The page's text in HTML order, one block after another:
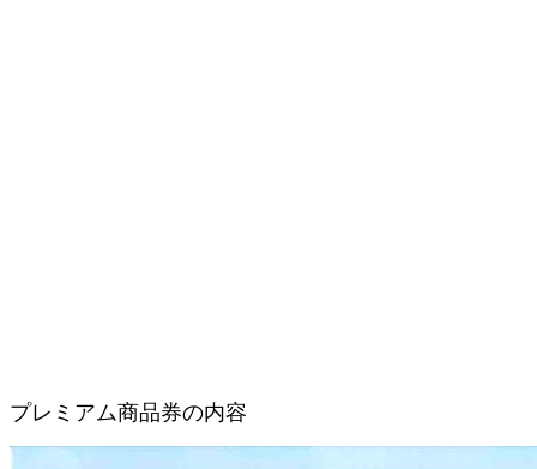
プレミアム商品券の内容